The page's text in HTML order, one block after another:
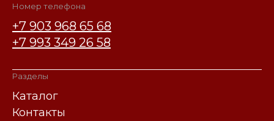
Номер телефона
+7 903 968 65 68
+7 993 349 26 58
Разделы
Каталог
Контакты